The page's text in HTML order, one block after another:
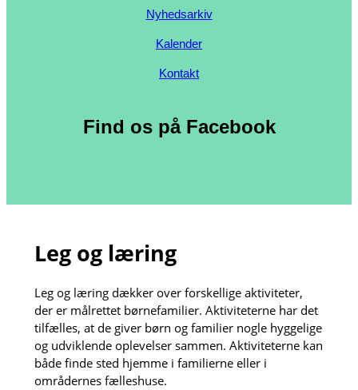
Nyhedsarkiv
Kalender
Kontakt
Find os på Facebook
Leg og læring
Leg og læring dækker over forskellige aktiviteter,
der er målrettet børnefamilier. Aktiviteterne har det
tilfælles, at de giver børn og familier nogle hyggelige
og udviklende oplevelser sammen. Aktiviteterne kan
både finde sted hjemme i familierne eller i
områdernes fælleshuse.